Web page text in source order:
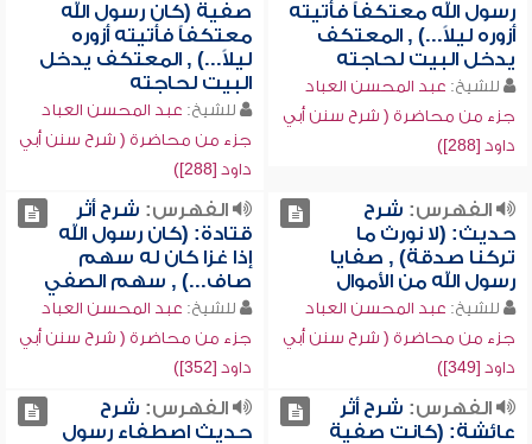
رسول الله معتكفاً فأتيته
أزوره ليلاً...) , المعتكف
يدخل البيت لحاجته
للشيخ: عبد المحسن العباد
جزء من محاضرة ( شرح سنن أبي
داود [288])
صفية (كان رسول الله
معتكفاً فأتيته أزوره
ليلاً...) , المعتكف يدخل
البيت لحاجته
للشيخ: عبد المحسن العباد
جزء من محاضرة ( شرح سنن أبي
داود [288])
الفهرس: شرح
حديث: (لا نورث ما
تركنا صدقة) , صفايا
رسول الله من الأموال
للشيخ: عبد المحسن العباد
جزء من محاضرة ( شرح سنن أبي
داود [349])
الفهرس: شرح أثر
قتادة: (كان رسول الله
إذا غزا كان له سهم
صاف...) , سهم الصفي
للشيخ: عبد المحسن العباد
جزء من محاضرة ( شرح سنن أبي
داود [352])
الفهرس: شرح أثر
عائشة: (كانت صفية
الفهرس: شرح
حديث اصطفاء رسول